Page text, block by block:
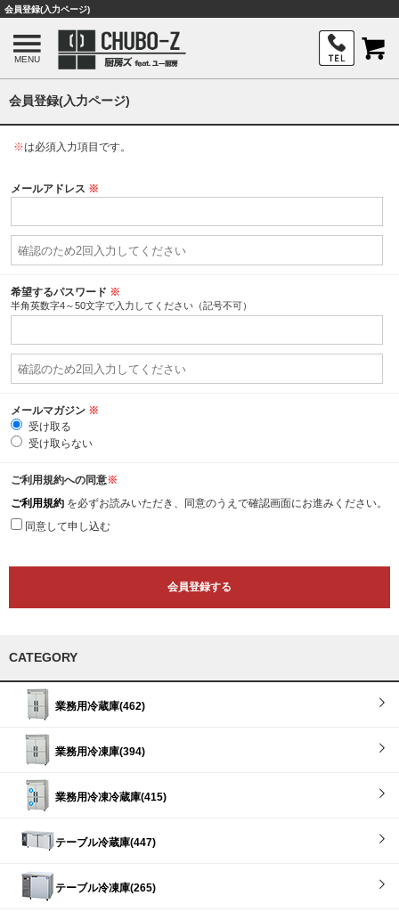
会員登録(入力ページ)
MENU
会員登録(入力ページ)
※は必須入力項目です。
メールアドレス ※
希望するパスワード ※
半角英数字4～50文字で入力してください（記号不可）
メールマガジン ※
受け取る
受け取らない
ご利用規約への同意※
ご利用規約 を必ずお読みいただき、同意のうえで確認画面にお進みください。
同意して申し込む
CATEGORY
業務用冷蔵庫(462)
業務用冷凍庫(394)
業務用冷凍冷蔵庫(415)
テーブル冷蔵庫(447)
テーブル冷凍庫(265)